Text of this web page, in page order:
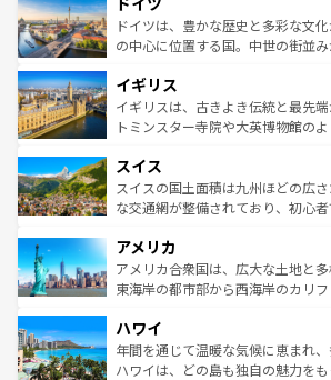
性で訪れる人を
ンテンツ一覧を参照してほしい。
で、幅広い魅力が詰まっている。華
聖堂、美しいビーチ、そして豊か
から魅了する。また、フランスは
いる。シャンパンの発祥地であるラ
香り高いラベンダー畑など、多彩
らに、パリ以外の地域にも魅力が
れる地方に足を運ぶとそれぞれで全
きるだろう。 なお、新着のフラ
を参照してほしい。
ドイツは、豊かな歴史と多彩な文
の中心に位置する国。中世の街並
顔を持つこの国は、どこを歩いても
ルリンの文化的活気、バイエルン
してライン川沿いのワイン畑とい
は、お酒好きな人にはぜひ体験してほしい。 な
ドイツ情報はコンテンツ一覧を参
イギリス
イギリスは、古きよき伝統と最先
トミンスター寺院や大英博物館の
リアごとに異なる魅力がある。また
ティー、ビール好きにはたまらな
戦など、本場だからこそできる体
ンツ一覧を参照してほしい。
スイス
スイスの国土面積は九州ほどの広
な交通網が整備されており、初心
の建物がそのまま残る町や、スイス
博物館もあり、アルプス観光だけで
ことができる。国民の所得が高い
ば市内交通費無料で観光を楽しむこともで
着のスイス情報はコンテンツ一覧
アメリカ
アメリカ合衆国は、広大な土地と多
東海岸の都市部から西海岸のカリ
のような巨大都市は、観光、ショッ
ンメントが詰まった刺激的なスポ
西部には大自然が広がり、グラン
ハワイ
年間を通じて温暖な気候に恵まれ
ハワイは、どの島も独自の魅力を